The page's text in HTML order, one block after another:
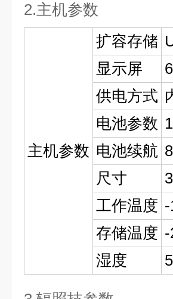
2.主机参数
主机参数
扩容存储
显示屏
供电方式
电池参数
电池续航
尺寸
工作温度
存储温度
湿度